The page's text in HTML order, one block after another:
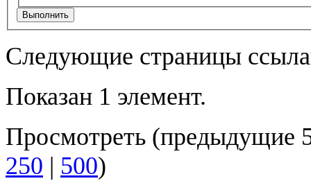
Выполнить
Следующие страницы
Показан 1 элемент.
Просмотреть (предыдущие
250 | 500)